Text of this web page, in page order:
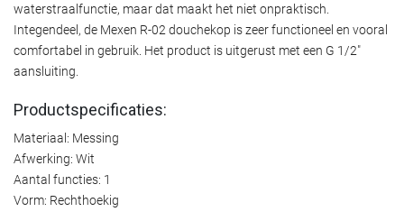
waterstraalfunctie, maar dat maakt het niet onpraktisch.
Integendeel, de Mexen R-02 douchekop is zeer functioneel en vooral
comfortabel in gebruik. Het product is uitgerust met een G 1/2"
aansluiting.
Productspecificaties:
Materiaal: Messing
Afwerking: Wit
Aantal functies: 1
Vorm: Rechthoekig